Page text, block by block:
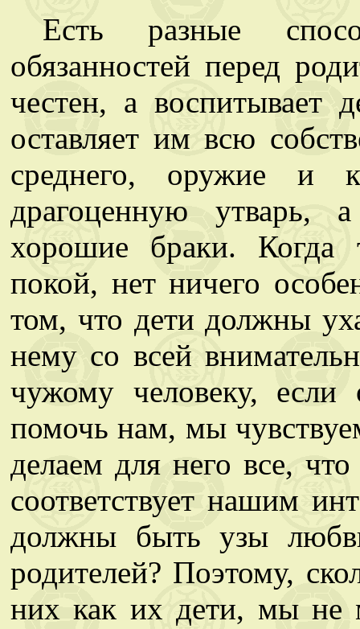
Есть разные
обязанностей перед
честен, а воспитывает
оставляет им всю
среднего, оружие и
драгоценную утварь,
хорошие браки. Когда
покой, нет ничего
том, что дети должны
нему со всей
чужому человеку, если
помочь нам, мы
делаем для него все,
соответствует нашим
должны быть узы
родителей? Поэтому,
них как их дети, мы не